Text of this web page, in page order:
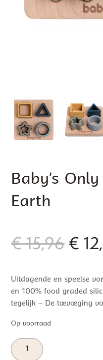
Baby’s
Earth
€15,96
was:
€
€
Uitdagende en speelse
en 100% food graded
tegelijk – De toevoeging
Op voorraad
Baby's
Only